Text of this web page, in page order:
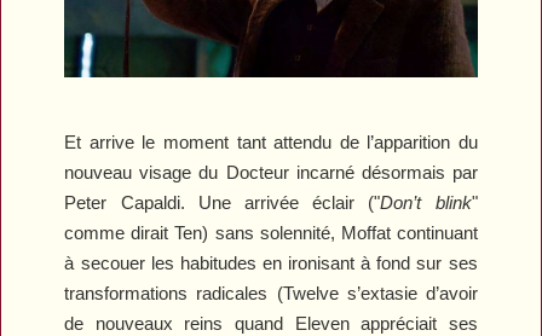
Et arrive le moment tant attendu de l’apparition du
nouveau visage du Docteur incarné désormais par
Peter Capaldi. Une arrivée éclair ("Don’t blink"
comme dirait Ten) sans solennité, Moffat continuant
à secouer les habitudes en ironisant à fond sur ses
transformations radicales (Twelve s’extasie d’avoir
de nouveaux reins quand Eleven appréciait ses